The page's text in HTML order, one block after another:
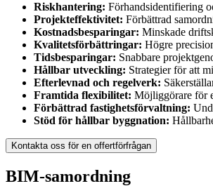
Riskhantering: Förhandsidentifiering
Projekteffektivitet: Förbättrad
Kostnadsbesparingar: Minskade
Kvalitetsförbättringar: Högre
Tidsbesparingar: Snabbare
Hållbar utveckling: Strategier för att
Efterlevnad och regelverk:
Framtida flexibilitet: Möjliggörare för
Förbättrad fastighetsförvaltning:
Stöd för hållbar byggnation:
Kontakta oss för en offertförfrågan
BIM-samordning